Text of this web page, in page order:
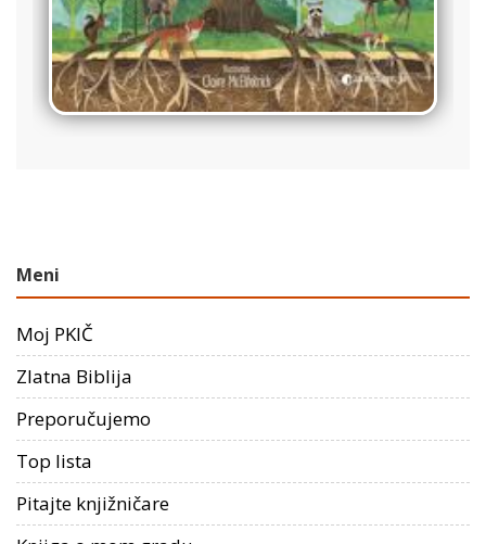
Meni
Moj PKIČ
Zlatna Biblija
Preporučujemo
Top lista
Pitajte knjižničare